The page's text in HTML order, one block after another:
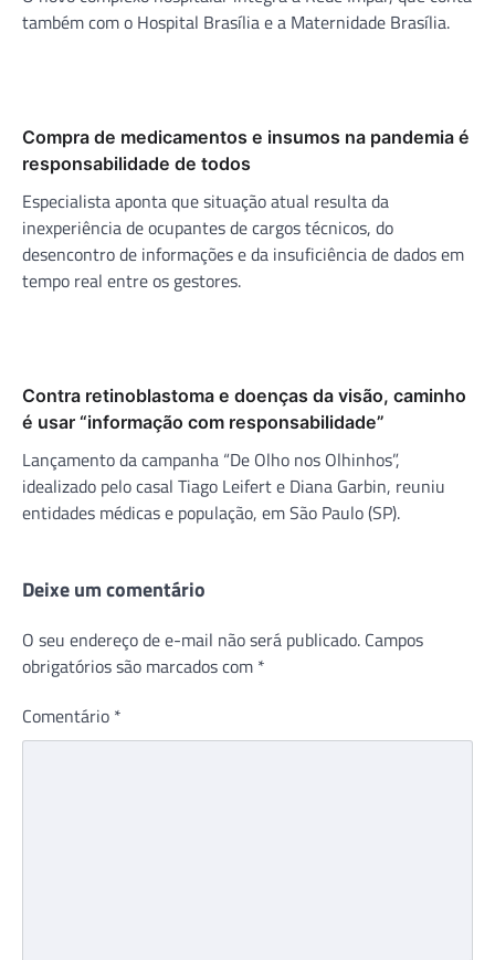
também com o Hospital Brasília e a Maternidade Brasília.
Compra de medicamentos e insumos na pandemia é
responsabilidade de todos
Especialista aponta que situação atual resulta da
inexperiência de ocupantes de cargos técnicos, do
desencontro de informações e da insuficiência de dados em
tempo real entre os gestores.
Contra retinoblastoma e doenças da visão, caminho
é usar “informação com responsabilidade”
Lançamento da campanha “De Olho nos Olhinhos”,
idealizado pelo casal Tiago Leifert e Diana Garbin, reuniu
entidades médicas e população, em São Paulo (SP).
Deixe um comentário
O seu endereço de e-mail não será publicado. Campos
obrigatórios são marcados com *
Comentário *